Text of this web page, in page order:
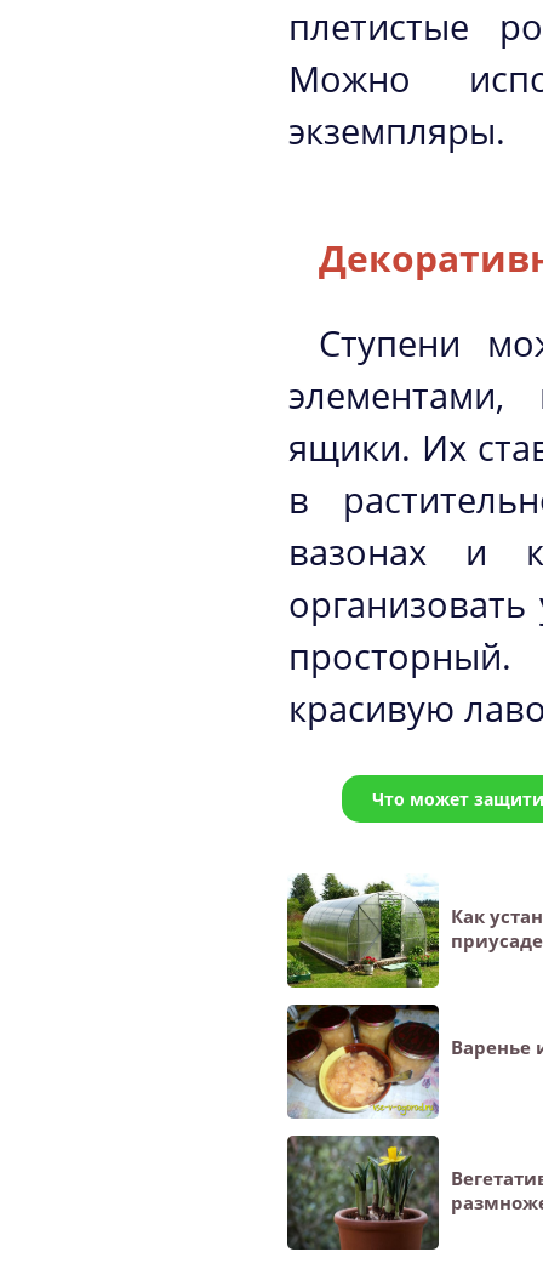
плетистые
Можно
экземпляры.
Ступени
ящики. Их
в
вазонах и
красивую
Что может
Как
Варенье